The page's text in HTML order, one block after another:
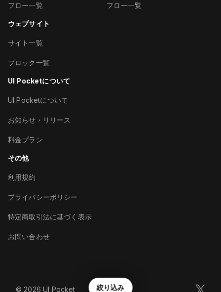
絞り込み
フロー一覧 フロー一覧
ウェブサイト
サイト一覧
ブロック一覧
UI Pocketについて
UI Pocketについて
お知らせ・リリース
料金プラン
その他
利用規約
プライバシーポリシー
特定商取引法に基づく表示
お問い合わせ
©︎ 2026 UI Pocket